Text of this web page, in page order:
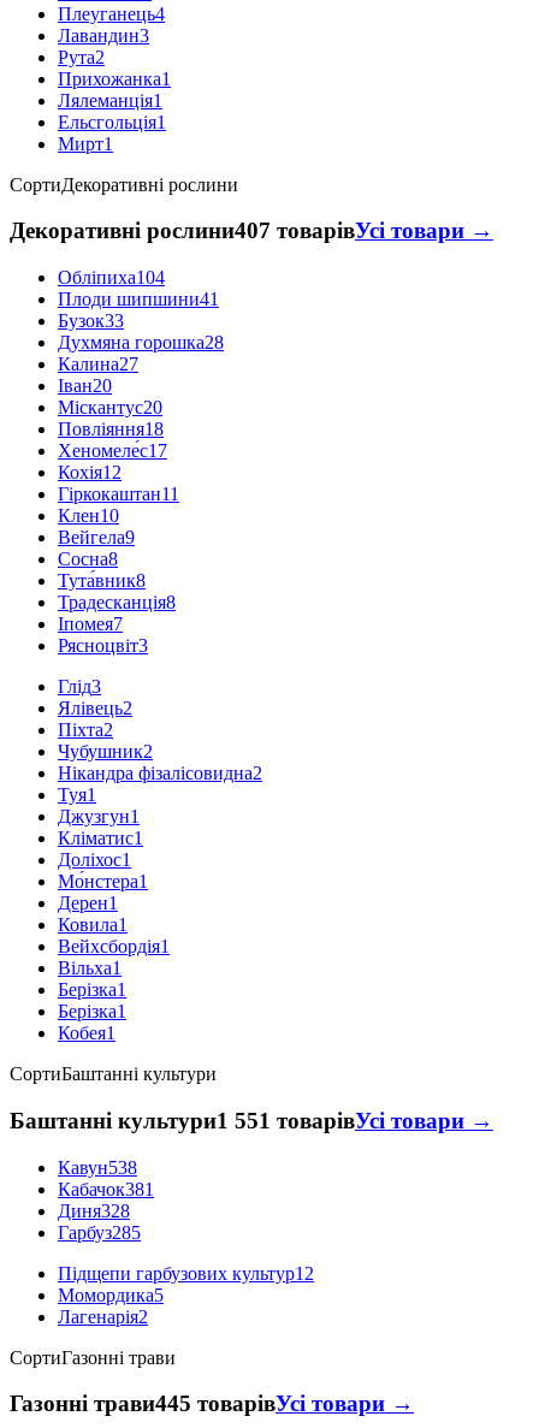
Плеуганець4
Лавандин3
Рута2
Прихожанка1
Лялеманція1
Ельсгольція1
Мирт1
СортиДекоративні рослини
Декоративні рослини407 товарівУсі товари →
Обліпиха104
Плоди шипшини41
Бузок33
Духмяна горошка28
Калина27
Іван20
Міскантус20
Повліяння18
Хеномеле́с17
Кохія12
Гіркокаштан11
Клен10
Вейгела9
Сосна8
Тута́вник8
Традесканція8
Іпомея7
Рясноцвіт3
Глід3
Ялівець2
Піхта2
Чубушник2
Нікандра фізалісовидна2
Туя1
Джузгун1
Кліматис1
Доліхос1
Мо́нстера1
Дерен1
Ковила1
Вейхсбордія1
Вільха1
Берізка1
Берізка1
Кобея1
СортиБаштанні культури
Баштанні культури1 551 товарівУсі товари →
Кавун538
Кабачок381
Диня328
Гарбуз285
Підщепи гарбузових культур12
Момордика5
Лагенарія2
СортиГазонні трави
Газонні трави445 товарівУсі товари →